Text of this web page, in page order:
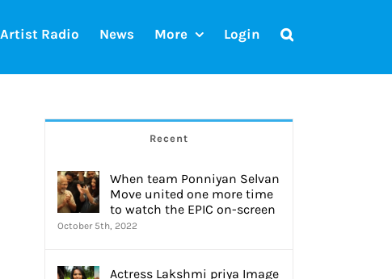
Artist Radio News More Login
Recent
When team Ponniyan Selvan
Move united one more time
to watch the EPIC on-screen
October 5th, 2022
Actress Lakshmi priya Image